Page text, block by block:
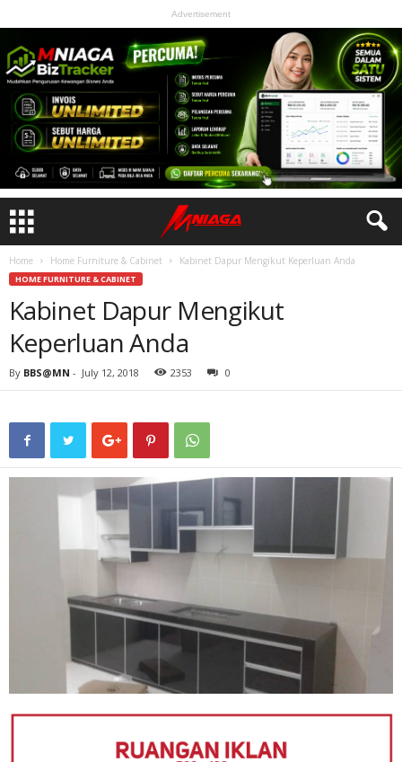
Advertisement
Home Home Furniture & Cabinet Kabinet Dapur Mengikut Keperluan Anda
HOME FURNITURE & CABINET
Kabinet Dapur Mengikut
Keperluan Anda
By BBS@MN - July 12, 2018 2353 0